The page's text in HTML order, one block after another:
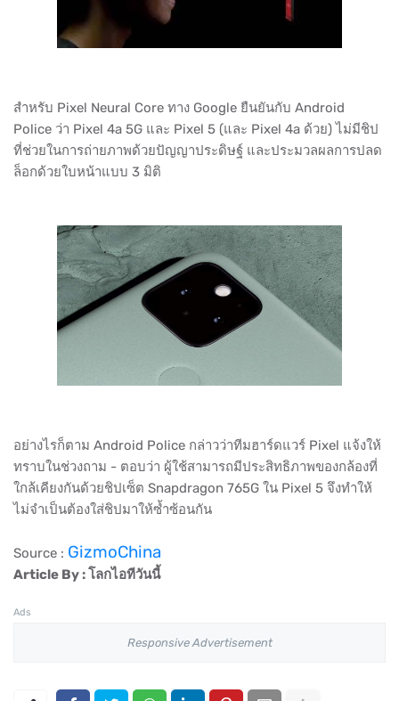
สำหรับ Pixel Neural Core ทาง Google ยืนยันกับ Android
Police ว่า Pixel 4a 5G และ Pixel 5 (และ Pixel 4a ด้วย) ไม่มีชิป
ที่ช่วยในการถ่ายภาพด้วยปัญญาประดิษฐ์ และประมวลผลการปลด
ล็อกด้วยใบหน้าแบบ 3 มิติ
อย่างไรก็ตาม Android Police กล่าวว่าทีมฮาร์ดแวร์ Pixel แจ้งให้
ทราบในช่วงถาม - ตอบว่า ผู้ใช้สามารถมีประสิทธิภาพของกล้องที่
ใกล้เคียงกันด้วยชิปเซ็ต Snapdragon 765G ใน Pixel 5 จึงทำให้
ไม่จำเป็นต้องใส่ชิปมาให้ซ้ำซ้อนกัน
Source : GizmoChina
Article By : โลกไอทีวันนี้
Ads
Responsive Advertisement